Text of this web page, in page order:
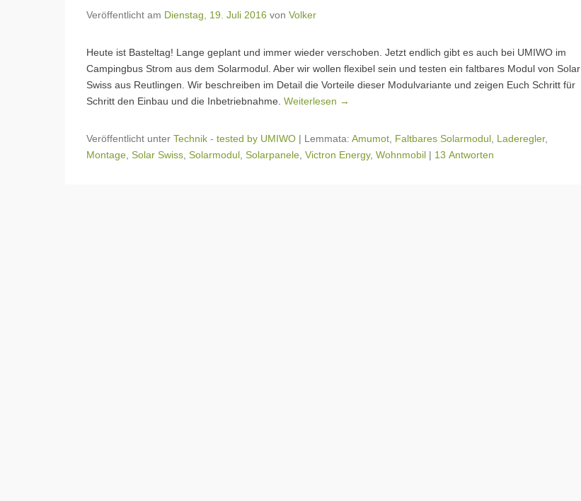
Veröffentlicht am Dienstag, 19. Juli 2016 von Volker
Heute ist Basteltag! Lange geplant und immer wieder verschoben. Jetzt endlich gibt es auch bei UMIWO im
Campingbus Strom aus dem Solarmodul. Aber wir wollen flexibel sein und testen ein faltbares Modul von Solar
Swiss aus Reutlingen. Wir beschreiben im Detail die Vorteile dieser Modulvariante und zeigen Euch Schritt für
Schritt den Einbau und die Inbetriebnahme. Weiterlesen →
Veröffentlicht unter Technik - tested by UMIWO | Lemmata: Amumot Faltbares Solarmodul Laderegler,
Montage Solar Swiss Solarmodul Solarpanele Victron Energy, Wohnmobil | 13 Antworten